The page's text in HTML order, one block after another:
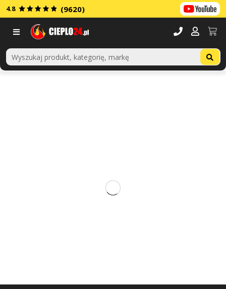
4.8 (9620)